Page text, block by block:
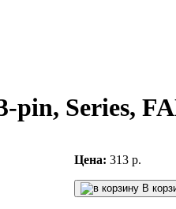
pin, Series,
Цена: 313 р.
В